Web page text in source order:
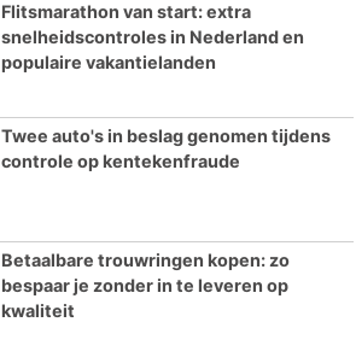
Flitsmarathon van start: extra
snelheidscontroles in Nederland en
populaire vakantielanden
Twee auto's in beslag genomen tijdens
controle op kentekenfraude
Betaalbare trouwringen kopen: zo
bespaar je zonder in te leveren op
kwaliteit